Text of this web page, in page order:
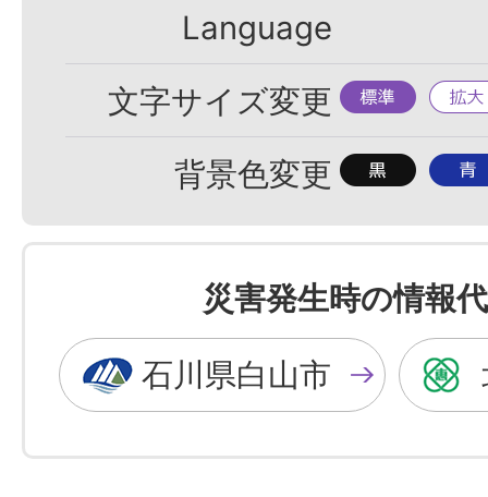
Language
文字サイズ変更 標
準
拡
大
背景色変更 背
色
を
黒
色
に
背
色
を
青
色
に
災害発生時の情報
石川県白山市